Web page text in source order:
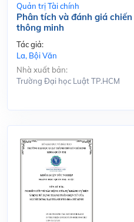
Quản trị Tài chính
Phân tích và đánh giá
thông minh
Tác giả:
La, Bội Văn
Nhà xuất bản:
Trường Đại học Luật TP.HCM